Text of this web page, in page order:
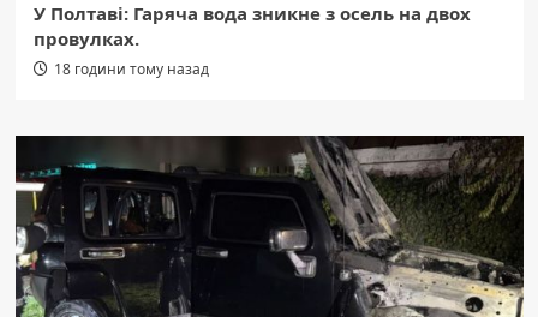
У Полтаві: Гаряча вода зникне з осель на двох
провулках.
18 години тому назад